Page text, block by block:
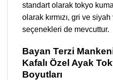
standart olarak tokyo
olarak kırmızı, gri ve
seçenekleri de mevcuttur.
Bayan Terzi
Kafalı Özel Ayak
Boyutları